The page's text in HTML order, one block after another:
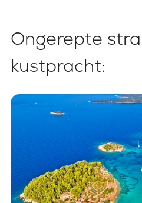
Ongerepte
kustpracht: